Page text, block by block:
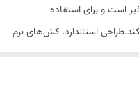
است و برای استفاده
استاندارد، کش‌های نرم